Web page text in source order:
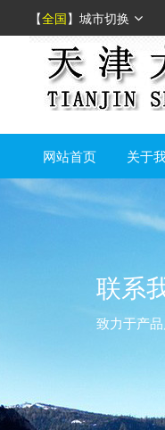
【全国】 城市切换
网站首页 关于
联系
致力于产